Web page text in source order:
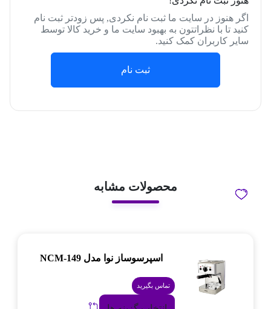
اگر هنوز در سایت ما ثبت نام نکردی, پس زودتر ثبت نام
کنید تا با نظراتتون به بهبود سایت ما و خرید کالا توسط
سایر کاربران کمک کنید.
ثبت نام
محصولات مشابه
اسپرسوساز نوا مدل NCM-149
تماس بگیرید